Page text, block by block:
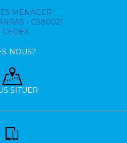
MENAGER
- CS80021
NOUS?
SITUER